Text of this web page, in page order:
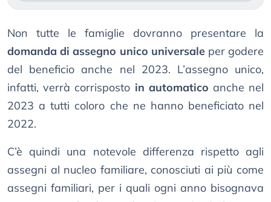
Non tutte le famiglie dovranno presentare la
domanda di assegno unico universaleper godere
del beneficio anche nel 2023. L’assegno unico,
infatti, verrà corrisposto in automatico anche nel
2023 a tutti coloro che ne hanno beneficiato nel
2022.
C’è quindi una notevole differenza rispetto agli
assegni al nucleo familiare, conosciuti ai più come
assegni familiari, per i quali ogni anno bisognava